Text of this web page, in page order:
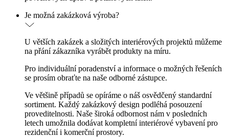
Je možná zakázková výroba?
U větších zakázek a složitých interiérových projektů můžeme
na přání zákazníka vyrábět produkty na míru.
Pro individuální poradenství a informace o možných řešeních
se prosím obraťte na naše odborné zástupce.
Ve většině případů se opíráme o náš osvědčený standardní
sortiment. Každý zakázkový design podléhá posouzení
proveditelnosti. Naše široká odbornost nám v posledních
letech umožnila dodávat kompletní interiérové vybavení pro
rezidenční i komerční prostory.